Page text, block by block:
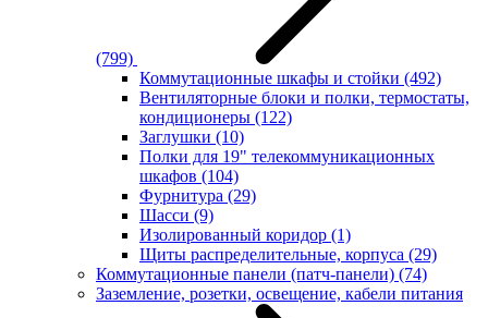
(799)
Коммутационные шкафы и стойки (492)
Вентиляторные блоки и полки, термостаты,
кондиционеры (122)
Заглушки (10)
Полки для 19" телекоммуникационных
шкафов (104)
Фурнитура (29)
Шасси (9)
Изолированный коридор (1)
Щиты распределительные, корпуса (29)
Коммутационные панели (патч-панели) (74)
Заземление, розетки, освещение, кабели питания